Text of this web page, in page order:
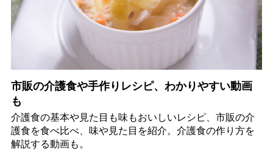
市販の介護食や手作りレシピ、わかりやすい動画
も
介護食の基本や見た目も味もおいしいレシピ、市販の介
護食を食べ比べ、味や見た目を紹介。介護食の作り方を
解説する動画も。